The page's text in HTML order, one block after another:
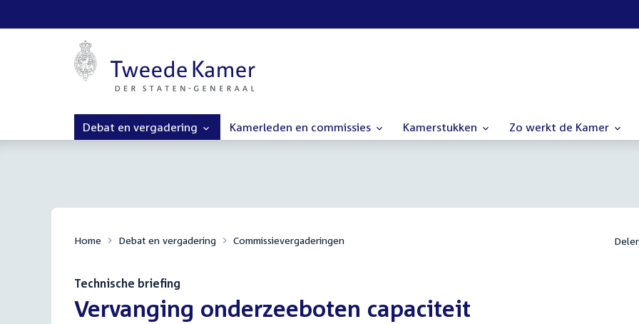
Debat en vergadering Kamerleden en commissies Kamerstukken Zo werkt de Kamer
Home Debat en vergadering Commissievergaderingen
Technische briefing
:Vervanging onderzeeboten capaciteit